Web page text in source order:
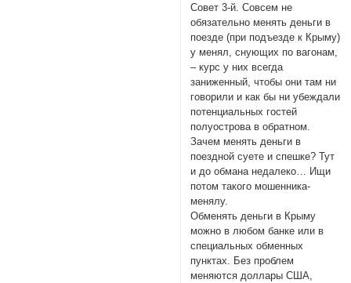
Совет 3-й. Совсем не
обязательно менять деньги в
поезде (при подъезде к Крыму)
у менял, снующих по вагонам,
– курс у них всегда
заниженный, чтобы они там ни
говорили и как бы ни убеждали
потенциальных гостей
полуострова в обратном.
Зачем менять деньги в
поездной суете и спешке? Тут
и до обмана недалеко… Ищи
потом такого мошенника-
менялу.
Обменять деньги в Крыму
можно в любом банке или в
специальных обменных
пунктах. Без проблем
меняются доллары США,